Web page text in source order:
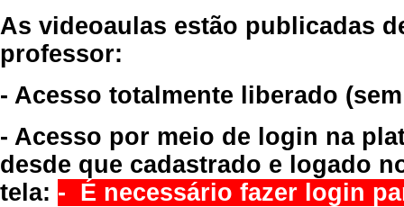
As videoaulas estão publicadas
professor:
- Acesso totalmente liberado
- Acesso por meio de login na
desde que cadastrado e logado
tela: - É necessário fazer login